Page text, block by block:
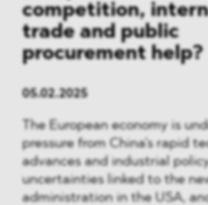
competition,
trade and public
procurement help?
05.02.2025
The European economy is
pressure from China's rapid
advances and industrial
uncertainties linked to the
administration in the USA,